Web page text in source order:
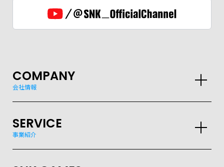
COMPANY
会社情報
SERVICE
事業紹介